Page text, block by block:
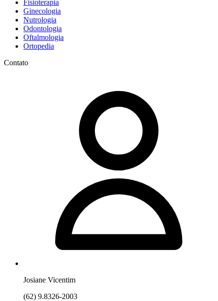
Fisioterapia
Ginecologia
Nutrologia
Odontologia
Oftalmologia
Ortopedia
Contato
Josiane Vicentim
(62) 9.8326-2003